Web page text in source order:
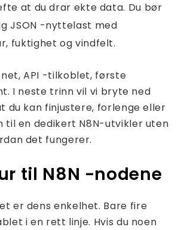
at du drar ekte data. Du bør
JSON -nyttelast med
fuktighet og vindfelt.
API -tilkoblet, første
I neste trinn vil vi bryte ned
du kan finjustere, forlenge eller
til en dedikert N8N-utvikler uten
det fungerer.
til N8N -nodene
er dens enkelhet. Bare fire
i en rett linje. Hvis du noen